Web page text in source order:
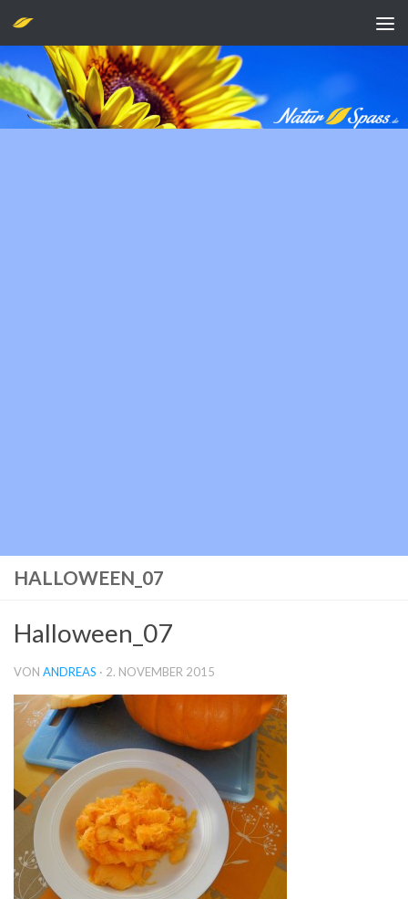
Zum Inhalt springen
HALLOWEEN_07
Halloween_07
VON ANDREAS · 2. NOVEMBER 2015